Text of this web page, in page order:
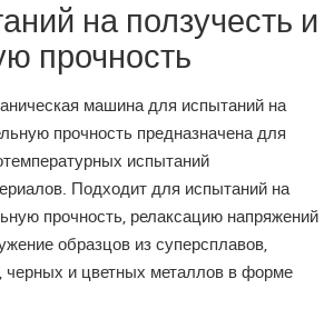
на ползучесть и
прочность
машина для испытаний на
прочность предназначена для
испытаний
Подходит для испытаний на
прочность, релаксацию напряжений
образцов из суперсплавов,
черных и цветных металлов в форме